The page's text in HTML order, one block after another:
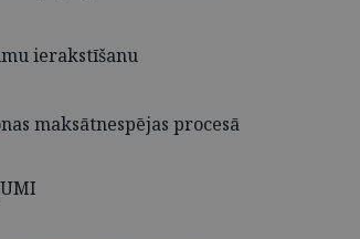
ierakstīšanu
maksātnespējas procesā